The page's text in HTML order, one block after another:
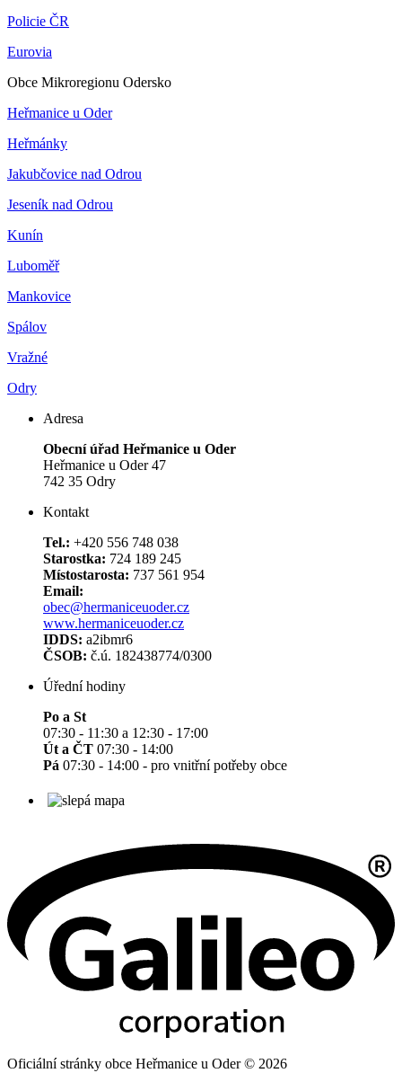
Policie ČR
Eurovia
Obce Mikroregionu Odersko
Heřmanice u Oder
Heřmánky
Jakubčovice nad Odrou
Jeseník nad Odrou
Kunín
Luboměř
Mankovice
Spálov
Vražné
Odry
Adresa
Obecní úřad Heřmanice u Oder
Heřmanice u Oder 47
742 35 Odry
Kontakt
Tel.: +420 556 748 038
Starostka: 724 189 245
Místostarosta: 737 561 954
Email:
obec@hermaniceuoder.cz
www.hermaniceuoder.cz
IDDS: a2ibmr6
ČSOB: č.ú. 182438774/0300
Úřední hodiny
Po a St
07:30 - 11:30 a 12:30 - 17:00
Út a ČT 07:30 - 14:00
Pá 07:30 - 14:00 - pro vnitřní potřeby obce
Oficiální stránky obce Heřmanice u Oder © 2026